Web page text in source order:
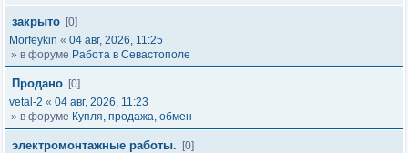
закрыто [0]
Morfeykin « 04 авг, 2026, 11:25
» в форуме Работа в Севастополе
Продано [0]
vetal-2 « 04 авг, 2026, 11:23
» в форуме Купля, продажа, обмен
электромонтажные работы.
[0]